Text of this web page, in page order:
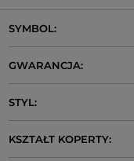
SYMBOL
GWARANCJA
STYL
KSZTAŁT KOPERTY